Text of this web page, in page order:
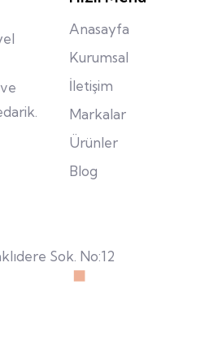
Anasayfa
Kurumsal
İletişim
Markalar
Ürünler
Blog
Sok. No:12